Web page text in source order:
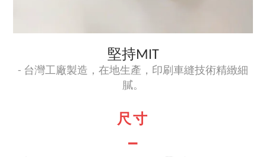
堅持MIT
- 台灣工廠製造，在地生產，印刷車縫技術精緻細
膩。
尺寸
－